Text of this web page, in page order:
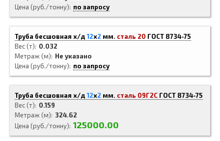
Цена (руб./тонну)
по запросу
Труба бесшовная х/д12x2 мм. сталь 20 ГОСТ 8734-75
Вес (т)
0.032
Метраж (м)
Не указано
Цена (руб./тонну)
по запросу
Труба бесшовная х/д12x2 мм. сталь 09Г2С ГОСТ 8734-75
Вес (т)
0.159
Метраж (м)
324.62
Цена (руб./тонну) 125000.00